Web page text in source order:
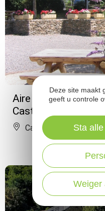
Aire de camping-
Castanet
Castanet
Deze site maakt
geeft u controle
Weiger
Sta